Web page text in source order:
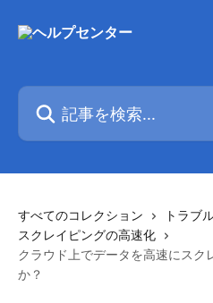
記事を検索...
すべてのコレクション
トラブ
スクレイピングの高速化
クラウド上でデータを高速にスク
か？